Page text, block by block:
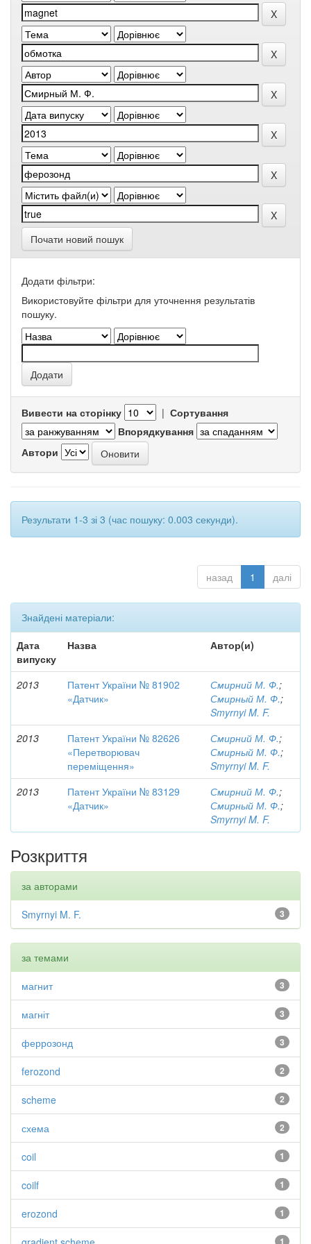
Почати новий пошук
Додати фільтри:
Використовуйте фільтри для уточнення результатів
пошуку.
Вивести на сторінку | Сортування
Впорядкування
Автори
Результати 1-3 зі 3 (час пошуку: 0.003 секунди).
назад 1 далі
Знайдені матеріали:
Дата
випуску
Назва Автор(и)
2013
Патент України № 81902
«Датчик»
Смирний М. Ф.;
Смирный М. Ф.;
Smyrnyi M. F.
2013
Патент України № 82626
«Перетворювач
переміщення»
Смирний М. Ф.;
Смирный М. Ф.;
Smyrnyi M. F.
2013
Патент України № 83129
«Датчик»
Смирний М. Ф.;
Смирный М. Ф.;
Smyrnyi M. F.
Розкриття
за авторами
3
Smyrnyi M. F.
за темами
3
магнит
3
магніт
3
феррозонд
2
ferozond
2
scheme
2
схема
1
coil
1
coilf
1
erozond
1